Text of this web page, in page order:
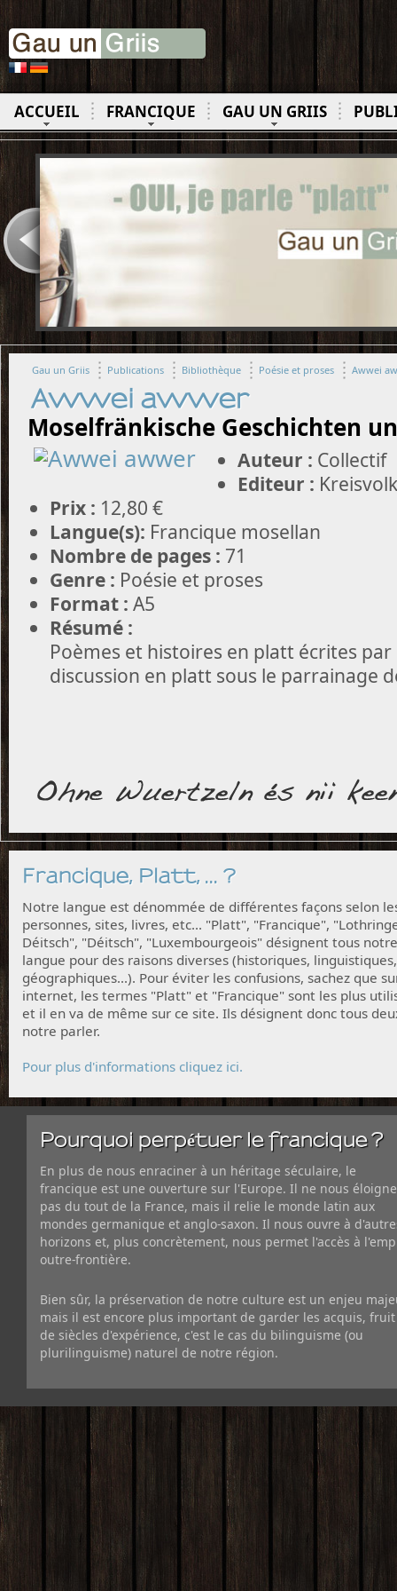
ACCUEIL FRANCIQUE GAU UN GRIIS
Gau un Griis Publications Bibliothèque Poésie et proses Awwei
Awwei awwer
Moselfränkische Geschichten
Auteur : Collectif
Editeur :
Prix : 12,80 €
Langue(s): Francique mosellan
Nombre de pages : 71
Genre : Poésie et proses
Format : A5
Résumé :
Poèmes et histoires en platt écrites
discussion en platt sous le parrainage
Francique, Platt, ... ?
Notre langue est dénommée de différentes façons selon
personnes, sites, livres, etc... "Platt", "Francique",
Déitsch", "Déitsch", "Luxembourgeois" désignent tous notre
langue pour des raisons diverses (historiques, linguistiques,
géographiques...). Pour éviter les confusions, sachez que
internet, les termes "Platt" et "Francique" sont les plus
et il en va de même sur ce site. Ils désignent donc tous
notre parler.
Pour plus d'informations cliquez ici.
Pourquoi perpétuer le francique ?
En plus de nous enraciner à un héritage séculaire, le
francique est une ouverture sur l'Europe. Il ne nous éloigne
pas du tout de la France, mais il relie le monde latin aux
mondes germanique et anglo-saxon. Il nous ouvre à
horizons et, plus concrètement, nous permet l'accès à
outre-frontière.
Bien sûr, la préservation de notre culture est un enjeu
mais il est encore plus important de garder les acquis, fruit
de siècles d'expérience, c'est le cas du bilinguisme (ou
plurilinguisme) naturel de notre région.